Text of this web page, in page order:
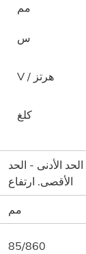
مم
س
V / هرتز
كلغ
الحد الأدنى - الحد
الأقصى. ارتفاع
مم
85/860